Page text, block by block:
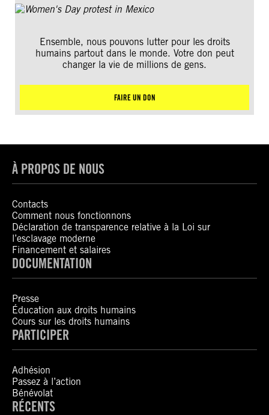
Ensemble, nous pouvons lutter pour les droits
humains partout dans le monde. Votre don peut
changer la vie de millions de gens.
FAIRE UN DON
À PROPOS DE NOUS
Contacts
Comment nous fonctionnons
Déclaration de transparence relative à la Loi sur
l’esclavage moderne
Financement et salaires
DOCUMENTATION
Presse
Éducation aux droits humains
Cours sur les droits humains
PARTICIPER
Adhésion
Passez à l’action
Bénévolat
RÉCENTS